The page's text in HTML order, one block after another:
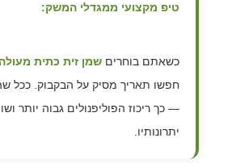
טיפ מקצועי ממגדלי המשק:
כשאתם בוחרים שמן זית כתית
חפשו תאריך מסיק על הבקבוק. ככל
— כך ריכוז הפוליפנולים גבוה יותר
יתרונותיו.